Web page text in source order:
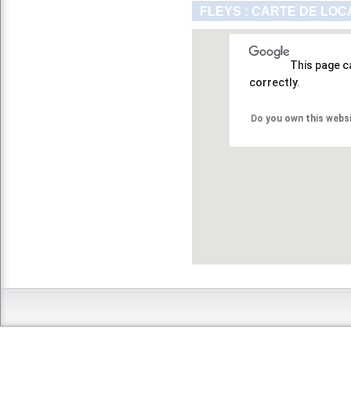
FLEYS : CARTE DE
This page
correctly.
Do you own this